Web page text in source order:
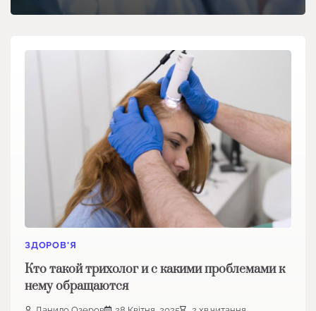
ЗДОРОВ'Я
Кто такой трихолог и с какими проблемами к
нему обращаются